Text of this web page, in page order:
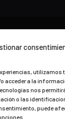
utilizamos
acceder a la
nos
o las
puede
8Entreplanta,